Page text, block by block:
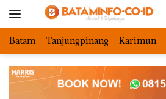
Batam Tanjungpinang Karimun